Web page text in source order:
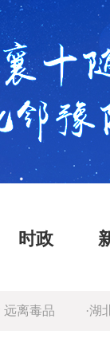
时政
毒品 ·湖北